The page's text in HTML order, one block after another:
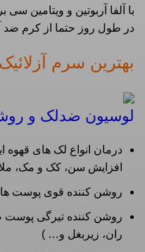
با آلفا آربوتین و ویتامین
در طول روز حتما از کرم ضد
بهترین سرم
لوسیون ضدلک و
درمان انواع لک های قهوه
افزایش سن، کک و مک،
روشن کننده قوی پوست
روشن کننده تیرگی پوست
ران، زیربغل و… )